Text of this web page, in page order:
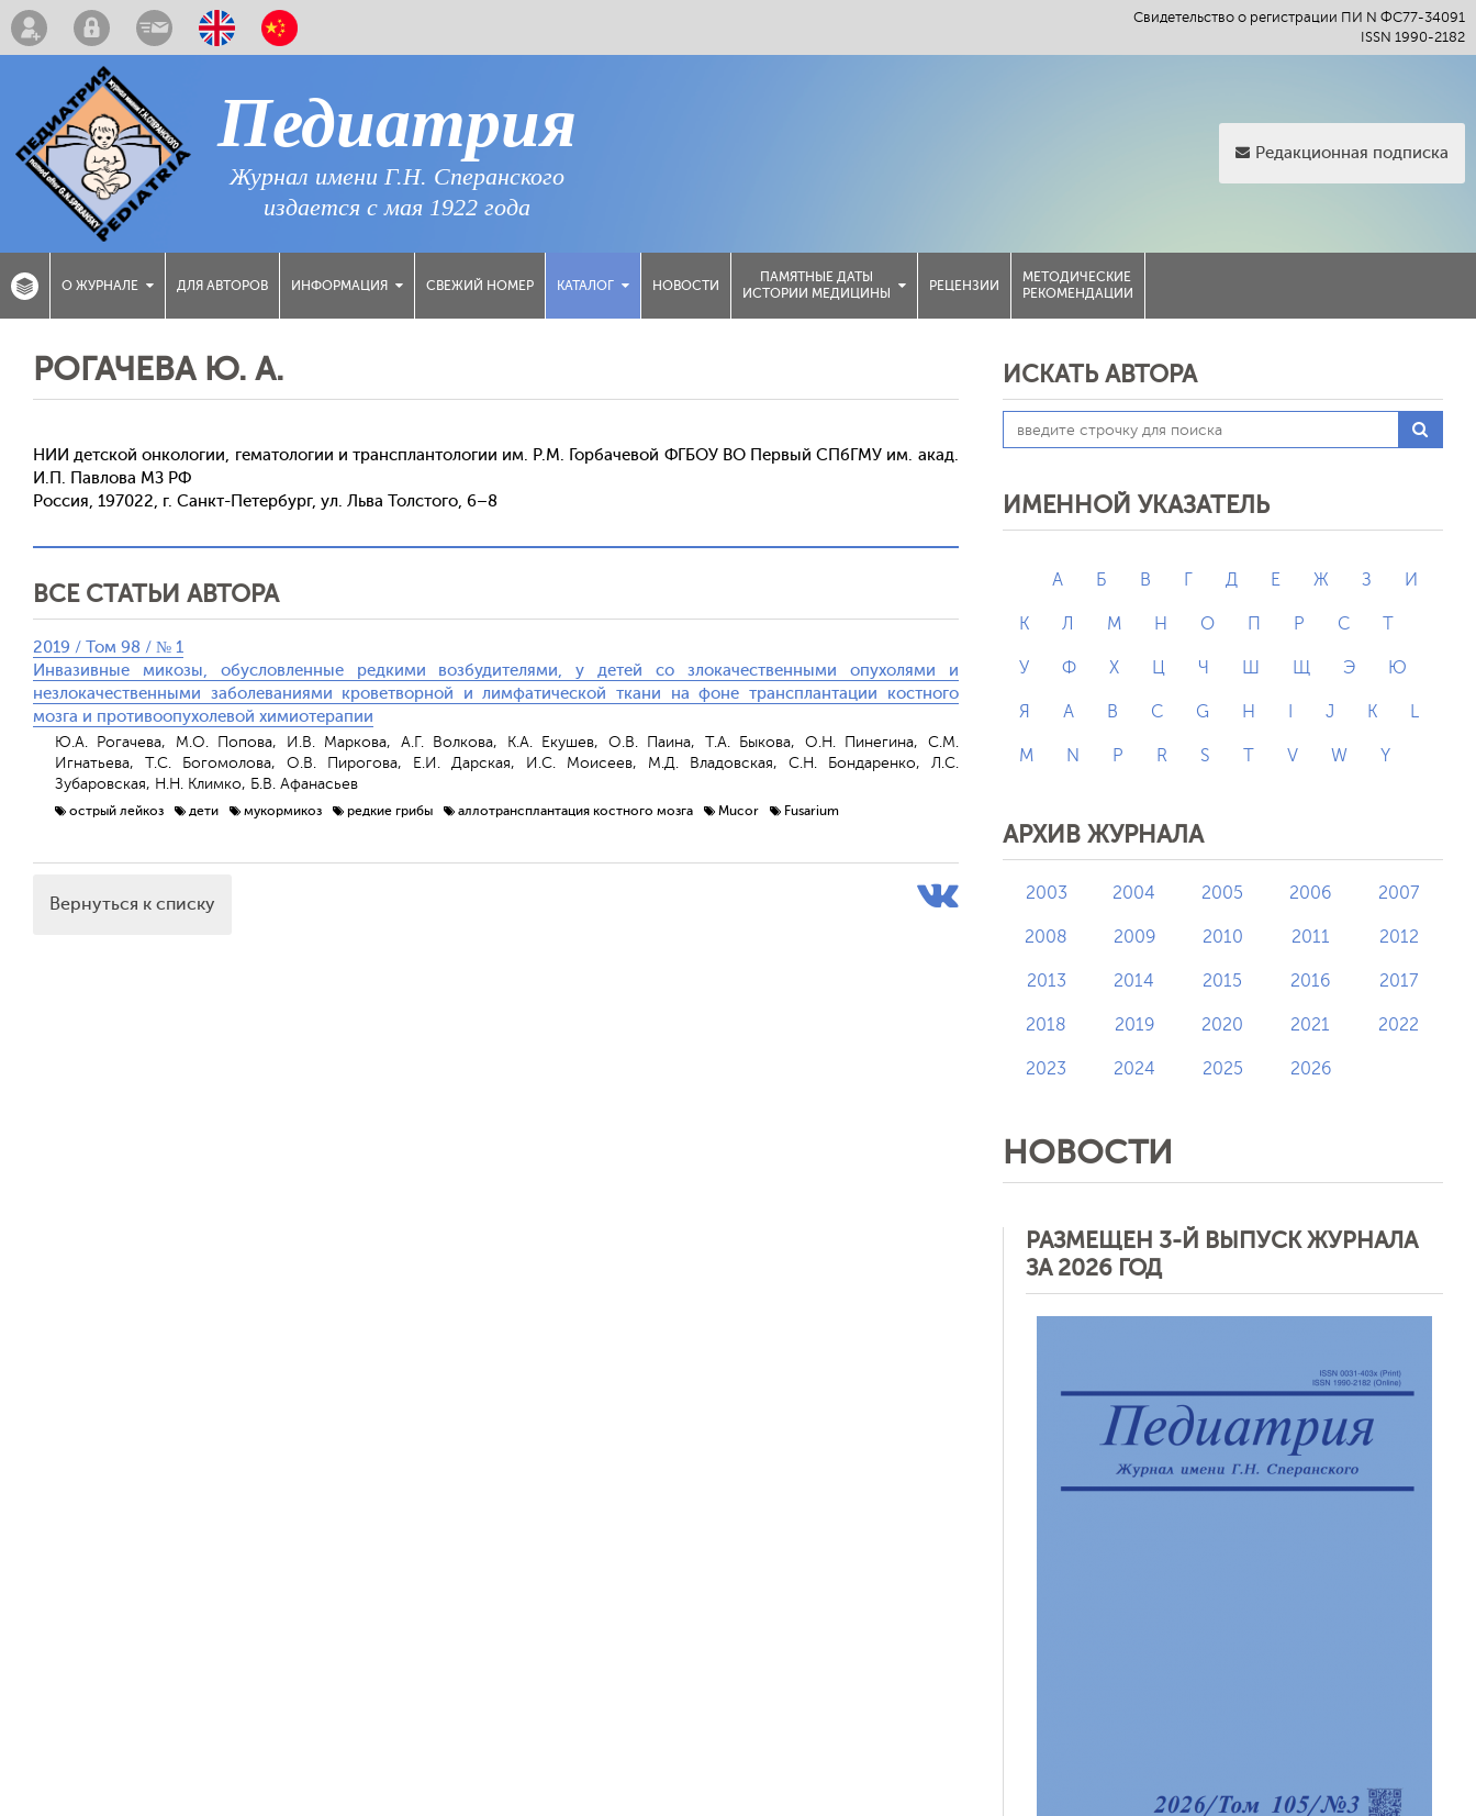
Свидетельство о регистрации ПИ N ФС77-34091
ISSN 1990-2182
Педиатрия
Журнал имени Г.Н. Сперанского
издается с мая 1922 года
Редакционная подписка
О ЖУРНАЛЕ ДЛЯ АВТОРОВ ИНФОРМАЦИЯ СВЕЖИЙ НОМЕР КАТАЛОГ НОВОСТИ
ПАМЯТНЫЕ ДАТЫ
ИСТОРИИ МЕДИЦИНЫ
РЕЦЕНЗИИ
МЕТОДИЧЕСКИЕ
РЕКОМЕНДАЦИИ
РОГАЧЕВА Ю. А.
НИИ детской онкологии, гематологии и трансплантологии им. Р.М. Горбачевой ФГБОУ ВО Первый СПбГМУ им. акад.
И.П. Павлова МЗ РФ
Россия, 197022, г. Санкт-Петербург, ул. Льва Толстого, 6–8
ВСЕ СТАТЬИ АВТОРА
2019 / Том 98 / № 1
Инвазивные микозы, обусловленные редкими возбудителями, у детей со злокачественными опухолями и
незлокачественными заболеваниями кроветворной и лимфатической ткани на фоне трансплантации костного
мозга и противоопухолевой химиотерапии
Ю.А. Рогачева, М.О. Попова, И.В. Маркова, А.Г. Волкова, К.А. Екушев, О.В. Паина, Т.А. Быкова, О.Н. Пинегина, С.М.
Игнатьева, Т.С. Богомолова, О.В. Пирогова, Е.И. Дарская, И.С. Моисеев, М.Д. Владовская, С.Н. Бондаренко, Л.С.
Зубаровская, Н.Н. Климко, Б.В. Афанасьев
острый лейкоз дети мукормикоз редкие грибы аллотрансплантация костного мозга Mucor Fusarium
Вернуться к списку
ИСКАТЬ АВТОРА
ИМЕННОЙ УКАЗАТЕЛЬ
А Б В Г Д Е Ж З И
К Л М Н О П Р С Т
У Ф Х Ц Ч Ш Щ Э Ю
Я A B C G H J K L
M N P R S T V W Y
АРХИВ ЖУРНАЛА
2003 2004 2005 2006 2007
2008 2009 2010 2011 2012
2013 2014 2015 2016 2017
2018 2019 2020 2021 2022
2023 2024 2025 2026
НОВОСТИ
РАЗМЕЩЕН 3-Й ВЫПУСК ЖУРНАЛА
ЗА 2026 ГОД